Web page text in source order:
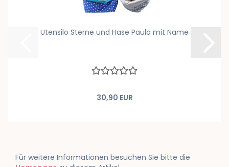
Utensilo Sterne und Hase Paula mit Name
30,90 EUR
Für weitere Informationen besuchen Sie bitte die